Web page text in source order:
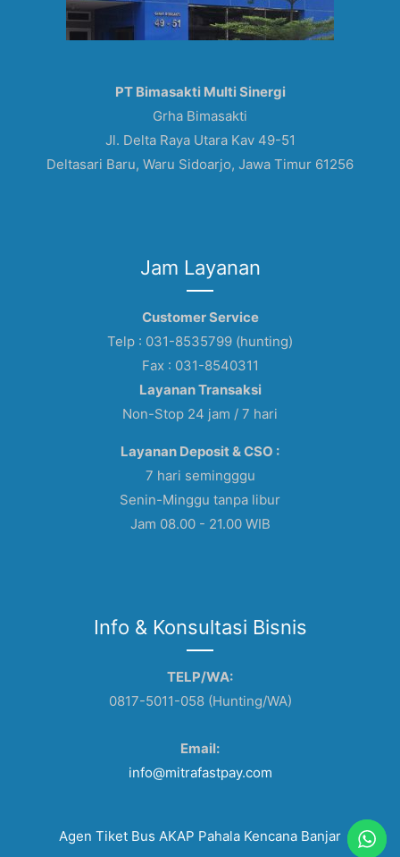
PT Bimasakti Multi Sinergi
Grha Bimasakti
Jl. Delta Raya Utara Kav 49-51
Deltasari Baru, Waru Sidoarjo, Jawa Timur 61256
Jam Layanan
Customer Service
Telp : 031-8535799 (hunting)
Fax : 031-8540311
Layanan Transaksi
Non-Stop 24 jam / 7 hari
Layanan Deposit & CSO :
7 hari semingggu
Senin-Minggu tanpa libur
Jam 08.00 - 21.00 WIB
Info & Konsultasi Bisnis
TELP/WA:
0817-5011-058 (Hunting/WA)
Email:
info@mitrafastpay.com
Agen Tiket Bus AKAP Pahala Kencana Banjar